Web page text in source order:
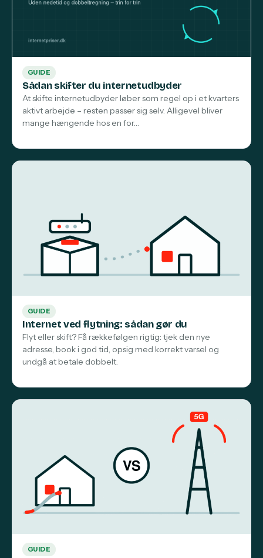
GUIDE
Sådan skifter du internetudbyder
At skifte internetudbyder løber som regel op i et kvarters
aktivt arbejde – resten passer sig selv. Alligevel bliver
mange hængende hos en for…
GUIDE
Internet ved flytning: sådan gør du
Flyt eller skift? Få rækkefølgen rigtig: tjek den nye
adresse, book i god tid, opsig med korrekt varsel og
undgå at betale dobbelt.
GUIDE